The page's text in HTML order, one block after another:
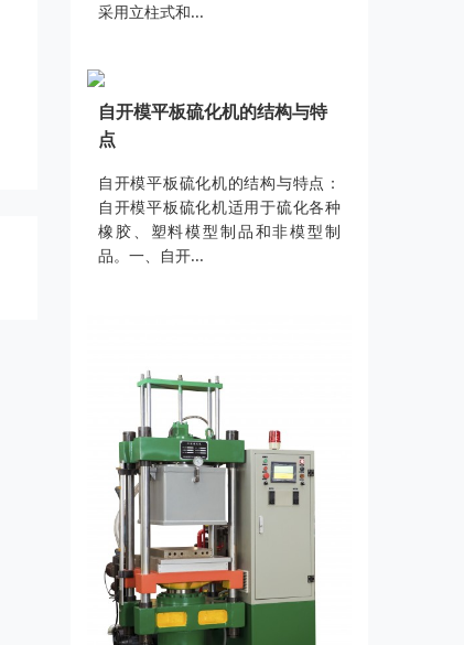
采用立柱式和...
自开模平板硫化机的结构与特
点
自开模平板硫化机的结构与特点：
自开模平板硫化机适用于硫化各种
橡胶、塑料模型制品和非模型制
品。一、自开...